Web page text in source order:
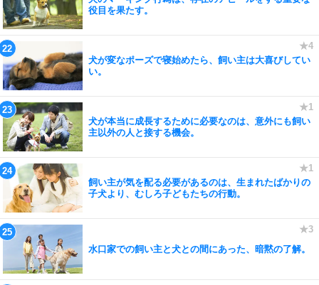
役目を果たす。
犬が変なポーズで寝始めたら、飼い主は大喜びしてい
い。
犬が本当に成長するために必要なのは、意外にも飼い
主以外の人と接する機会。
飼い主が気を配る必要があるのは、生まれたばかりの
子犬より、むしろ子どもたちの行動。
水口家での飼い主と犬との間にあった、暗黙の了解。